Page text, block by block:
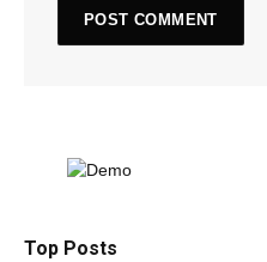
Top Posts